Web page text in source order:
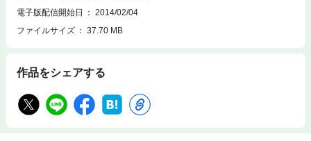
電子版配信開始日
2014/02/04
ファイルサイズ
37.70 MB
作品をシェアする